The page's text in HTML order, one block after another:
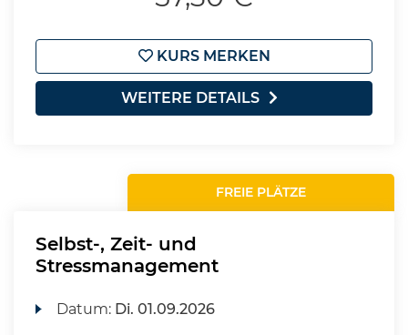
KURS MERKEN
WEITERE DETAILS
FREIE PLÄTZE
Selbst-, Zeit- und
Stressmanagement
Datum: Di. 01.09.2026